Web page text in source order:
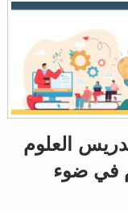
العلوم
في ضوء